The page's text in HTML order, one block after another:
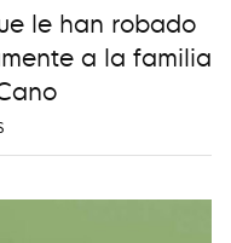
le han robado
a la familia